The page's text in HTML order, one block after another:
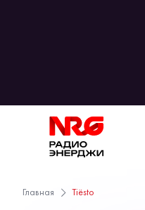
Главная Tiësto